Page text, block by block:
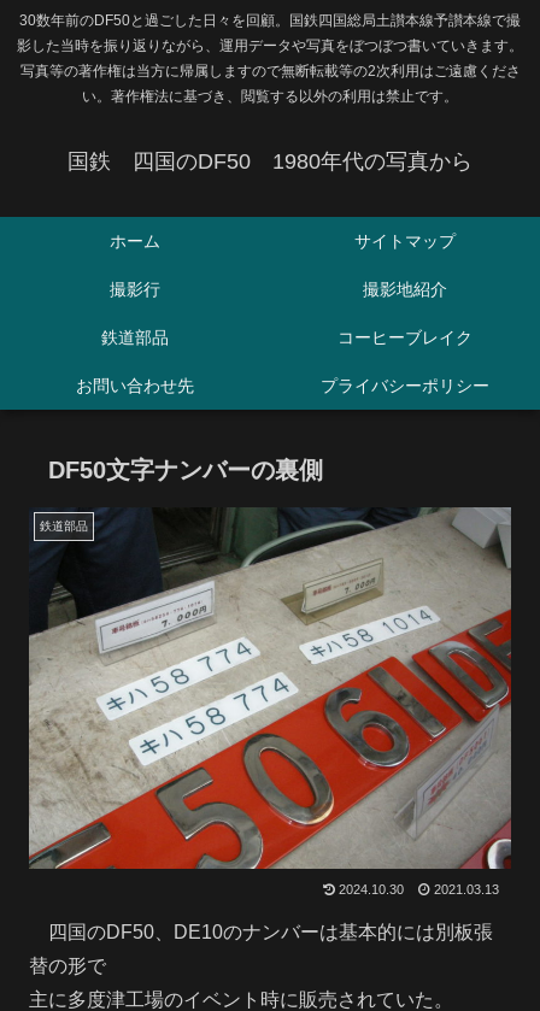
30数年前のDF50と過ごした日々を回顧。国鉄四国総局土讃本線予讃本線で撮
影した当時を振り返りながら、運用データや写真をぼつぼつ書いていきます。
写真等の著作権は当方に帰属しますので無断転載等の2次利用はご遠慮くださ
い。著作権法に基づき、閲覧する以外の利用は禁止です。
国鉄 四国のDF50 1980年代の写真から
ホーム サイトマップ
撮影行 撮影地紹介
鉄道部品 コーヒーブレイク
お問い合わせ先 プライバシーポリシー
DF50文字ナンバーの裏側
鉄道部品
2024.10.30 2021.03.13
四国のDF50、DE10のナンバーは基本的には別板張
替の形で
主に多度津工場のイベント時に販売されていた。